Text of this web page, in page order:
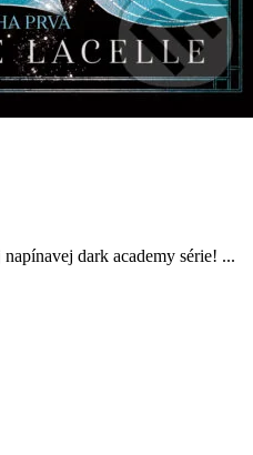
dark academy série! ...